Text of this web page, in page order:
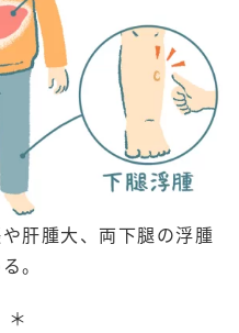
肝腫大、両下腿の浮腫
。
＊